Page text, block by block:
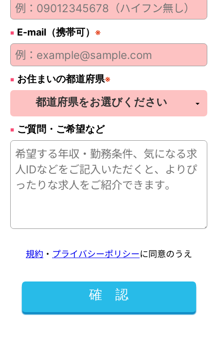
E-mail（携帯可） ※
お住まいの都道府県※
ご質問・ご希望など
規約 ・ プライバシーポリシーに同意のうえ